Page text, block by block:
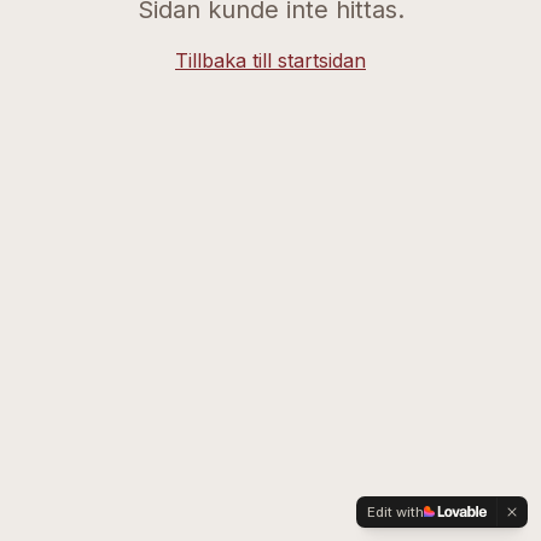
Sidan kunde inte hittas.
Tillbaka till startsidan
Edit with